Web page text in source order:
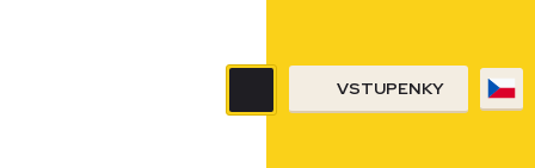
VSTUPENKY